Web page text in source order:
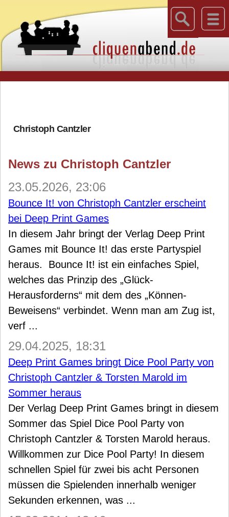
Christoph Cantzler
News zu Christoph Cantzler
23.05.2026, 23:06
Bounce It! von Christoph Cantzler erscheint
bei Deep Print Games
In diesem Jahr bringt der Verlag Deep Print
Games mit Bounce It! das erste Partyspiel
heraus. Bounce It! ist ein einfaches Spiel,
welches das Prinzip des „Glück-
Herausforderns“ mit dem des „Können-
Beweisens“ verbindet. Wenn man am Zug ist,
verf ...
29.04.2025, 18:31
Deep Print Games bringt Dice Pool Party von
Christoph Cantzler & Torsten Marold im
Sommer heraus
Der Verlag Deep Print Games bringt in diesem
Sommer das Spiel Dice Pool Party von
Christoph Cantzler & Torsten Marold heraus.
Willkommen zur Dice Pool Party! In diesem
schnellen Spiel für zwei bis acht Personen
müssen die Spielenden innerhalb weniger
Sekunden erkennen, was ...